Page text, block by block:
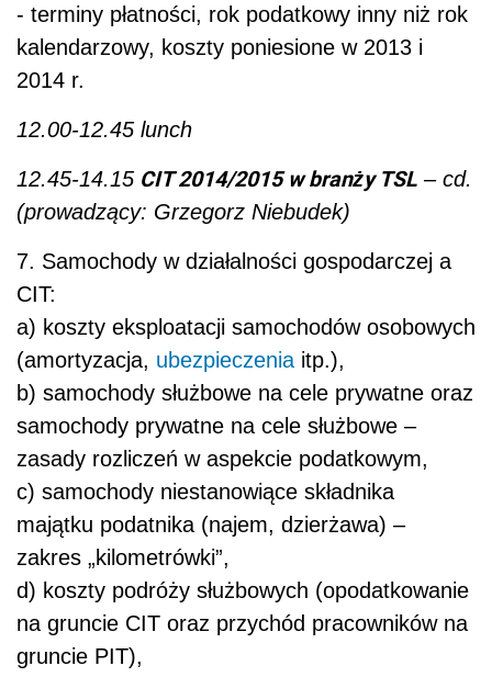
- terminy płatności, rok podatkowy inny niż rok
kalendarzowy, koszty poniesione w 2013 i
2014 r.
12.00-12.45 lunch
12.45-14.15 CIT 2014/2015 w branży TSL – cd.
(prowadzący: Grzegorz Niebudek)
7. Samochody w działalności gospodarczej a
CIT:
a) koszty eksploatacji samochodów osobowych
(amortyzacja, ubezpieczenia itp.),
b) samochody służbowe na cele prywatne oraz
samochody prywatne na cele służbowe –
zasady rozliczeń w aspekcie podatkowym,
c) samochody niestanowiące składnika
majątku podatnika (najem, dzierżawa) –
zakres „kilometrówki”,
d) koszty podróży służbowych (opodatkowanie
na gruncie CIT oraz przychód pracowników na
gruncie PIT),